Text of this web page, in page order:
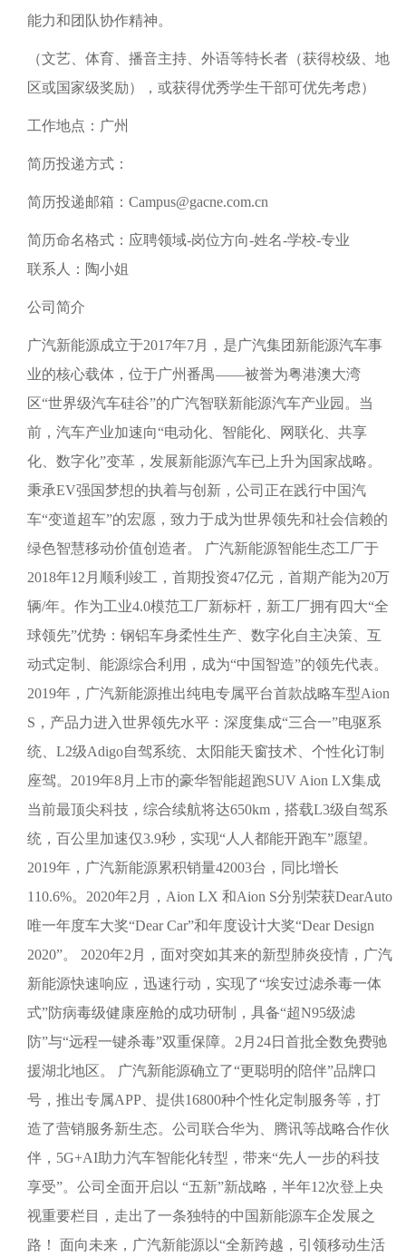
能力和团队协作精神。
（文艺、体育、播音主持、外语等特长者（获得校级、地
区或国家级奖励），或获得优秀学生干部可优先考虑）
工作地点：广州
简历投递方式：
简历投递邮箱：Campus@gacne.com.cn
简历命名格式：应聘领域-岗位方向-姓名-学校-专业
联系人：陶小姐
公司简介
广汽新能源成立于2017年7月，是广汽集团新能源汽车事
业的核心载体，位于广州番禺——被誉为粤港澳大湾
区“世界级汽车硅谷”的广汽智联新能源汽车产业园。当
前，汽车产业加速向“电动化、智能化、网联化、共享
化、数字化”变革，发展新能源汽车已上升为国家战略。
秉承EV强国梦想的执着与创新，公司正在践行中国汽
车“变道超车”的宏愿，致力于成为世界领先和社会信赖的
绿色智慧移动价值创造者。 广汽新能源智能生态工厂于
2018年12月顺利竣工，首期投资47亿元，首期产能为20万
辆/年。作为工业4.0模范工厂新标杆，新工厂拥有四大“全
球领先”优势：钢铝车身柔性生产、数字化自主决策、互
动式定制、能源综合利用，成为“中国智造”的领先代表。
2019年，广汽新能源推出纯电专属平台首款战略车型Aion
S，产品力进入世界领先水平：深度集成“三合一”电驱系
统、L2级Adigo自驾系统、太阳能天窗技术、个性化订制
座驾。2019年8月上市的豪华智能超跑SUV Aion LX集成
当前最顶尖科技，综合续航将达650km，搭载L3级自驾系
统，百公里加速仅3.9秒，实现“人人都能开跑车”愿望。
2019年，广汽新能源累积销量42003台，同比增长
110.6%。2020年2月，Aion LX 和Aion S分别荣获DearAuto
唯一年度车大奖“Dear Car”和年度设计大奖“Dear Design
2020”。 2020年2月，面对突如其来的新型肺炎疫情，广汽
新能源快速响应，迅速行动，实现了“埃安过滤杀毒一体
式”防病毒级健康座舱的成功研制，具备“超N95级滤
防”与“远程一键杀毒”双重保障。2月24日首批全数免费驰
援湖北地区。 广汽新能源确立了“更聪明的陪伴”品牌口
号，推出专属APP、提供16800种个性化定制服务等，打
造了营销服务新生态。公司联合华为、腾讯等战略合作伙
伴，5G+AI助力汽车智能化转型，带来“先人一步的科技
享受”。公司全面开启以 “五新”新战略，半年12次登上央
视重要栏目，走出了一条独特的中国新能源车企发展之
路！ 面向未来，广汽新能源以“全新跨越，引领移动生活